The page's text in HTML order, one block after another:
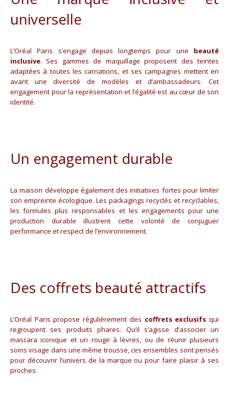
universelle
L’Oréal Paris s’engage depuis longtemps pour une beauté
inclusive. Ses gammes de maquillage proposent des teintes
adaptées à toutes les carnations, et ses campagnes mettent en
avant une diversité de modèles et d’ambassadeurs. Cet
engagement pour la représentation et l’égalité est au cœur de son
identité.
Un engagement durable
La maison développe également des initiatives fortes pour limiter
son empreinte écologique. Les packagings recyclés et recyclables,
les formules plus responsables et les engagements pour une
production durable illustrent cette volonté de conjuguer
performance et respect de l’environnement.
Des coffrets beauté attractifs
L’Oréal Paris propose régulièrement des coffrets exclusifs qui
regroupent ses produits phares. Qu’il s’agisse d’associer un
mascara iconique et un rouge à lèvres, ou de réunir plusieurs
soins visage dans une même trousse, ces ensembles sont pensés
pour découvrir l’univers de la marque ou pour faire plaisir à ses
proches.